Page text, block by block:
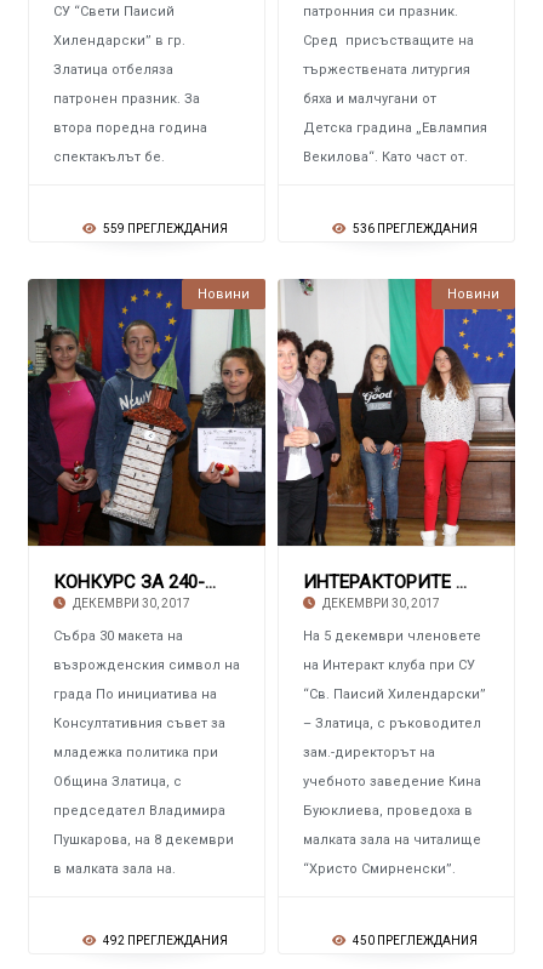
СУ “Свети Паисий
Хилендарски” в гр.
Златица отбеляза
патронен празник. За
втора поредна година
спектакълът бе.
559 ПРЕГЛЕЖДАНИЯ
патронния си празник.
Сред присъстващите на
тържествената литургия
бяха и малчугани от
Детска градина „Евлампия
Векилова“. Като част от.
536 ПРЕГЛЕЖДАНИЯ
Новини
КОНКУРС ЗА 240-ГОДИШНИНАТА НА ЧАСОВНИКОВАТА К
ДЕКЕМВРИ 30, 2017
Събра 30 макета на
възрожденския символ на
града По инициатива на
Консултативния съвет за
младежка политика при
Община Златица, с
председател Владимира
Пушкарова, на 8 декември
в малката зала на.
492 ПРЕГЛЕЖДАНИЯ
Новини
ИНТЕРАКТОРИТЕ ОТ ЗЛАТИЦА Проведоха благотвор
ДЕКЕМВРИ 30, 2017
На 5 декември членовете
на Интеракт клуба при СУ
“Св. Паисий Хилендарски”
– Златица, с ръководител
зам.-директорът на
учебното заведение Кина
Буюклиева, проведоха в
малката зала на читалище
“Христо Смирненски”.
450 ПРЕГЛЕЖДАНИЯ